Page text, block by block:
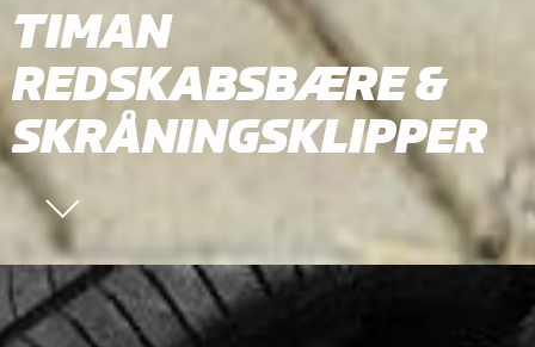
TIMAN
REDSKABSBÆRE &
SKRÅNINGSKLIPPER